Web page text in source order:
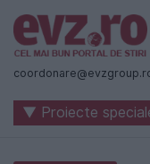
Știri
naționale
internaționale
▼ Proiecte